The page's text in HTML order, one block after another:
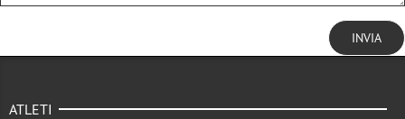
INVIA
ATLETI